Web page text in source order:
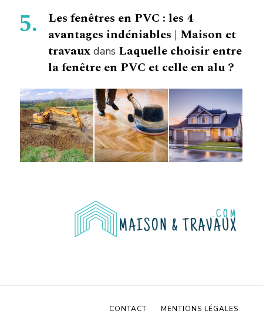
Les fenêtres en PVC : les 4
avantages indéniables | Maison et
travaux dans Laquelle choisir entre
la fenêtre en PVC et celle en alu ?
CONTACT MENTIONS LÉGALES